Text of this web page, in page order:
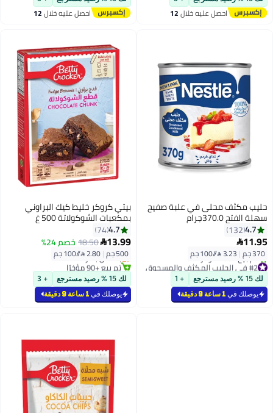
تم بيع +100 مؤخرًا
#1 في طحين لجميع الأغراض احصل عليه خلال12 احصل عليه خلال12
حليب مكثف محلى في علبة صفيح
سهلة الفتح 370.0جرام
4.7
132
11.95
370 جم |
#2 في الحليب المكثف والمسحوق
بتخلّص بسرعة
تم بيع +230 مؤخرًا
#2 في الحليب المكثف والمسحوق
لك 15 % رصيد مسترجع + 1
يوصلك في 1 ساعة 9 دقيقة
بيتي كروكر خليط كيك البراوني
بمكعبات الشوكولاتة 500 غ
500جرام4.7
74
13.99
18.50خصم 24%
500 جم |
#2 في خمائر الخبز
أقل سعر في 30 يوم
بتخلّص بسرعة
تم بيع +90 مؤخرًا
#2 في خمائر الخبزلك 15 % رصيد مسترجع + 3
يوصلك في 1 ساعة 9 دقيقة